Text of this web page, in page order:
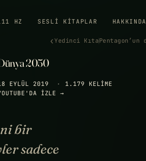
HZ SESLI KITAPLAR HAKKINDA
‹Yedinci Kıta
2050
EYLÜL 2019 ·
1.179 KELIME
IZLE →
bir
sadece